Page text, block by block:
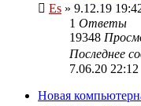
Es » 9.12.19
1 Ответы
19348
Последнее
7.06.20 22:12
Новая